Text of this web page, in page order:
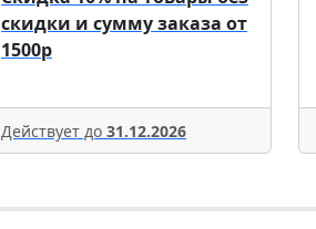
скидки и сумму заказа от
1500р
Действует до 31.12.2026